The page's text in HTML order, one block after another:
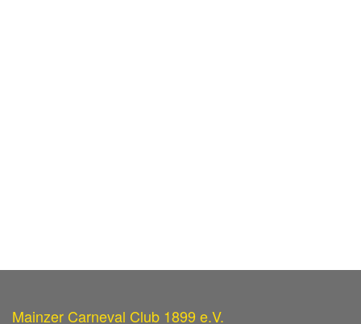
Mainzer Carneval Club 1899 e.V.